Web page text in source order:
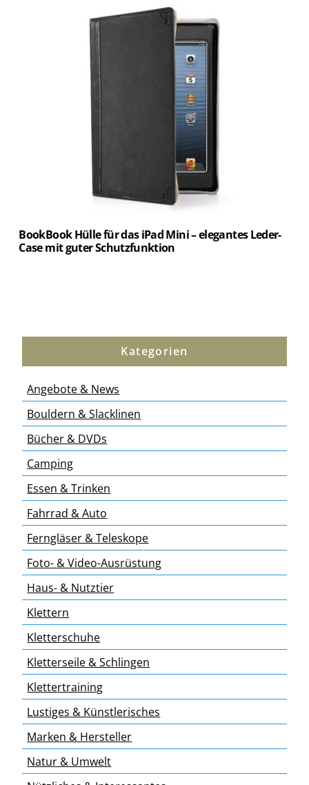
BookBook Hülle für das iPad Mini – elegantes Leder-
Case mit guter Schutzfunktion
Kategorien
Angebote & News
Bouldern & Slacklinen
Bücher & DVDs
Camping
Essen & Trinken
Fahrrad & Auto
Ferngläser & Teleskope
Foto- & Video-Ausrüstung
Haus- & Nutztier
Klettern
Kletterschuhe
Kletterseile & Schlingen
Klettertraining
Lustiges & Künstlerisches
Marken & Hersteller
Natur & Umwelt